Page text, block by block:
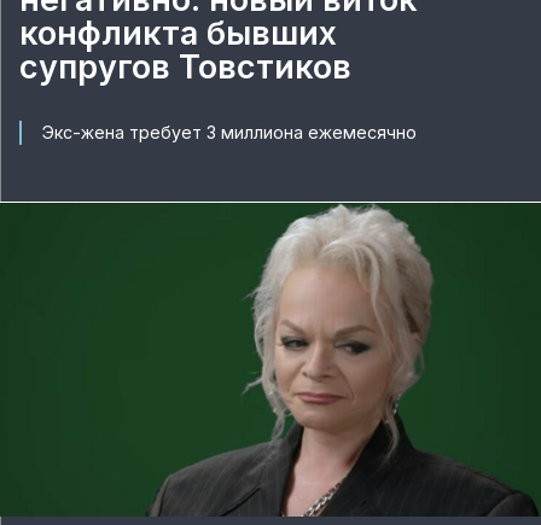
конфликта бывших
супругов Товстиков
Экс-жена требует 3 миллиона ежемесячно